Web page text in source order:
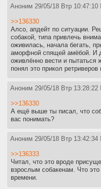
Аноним 29/05/18 Втр 10:47:10
>>136330
Алсо, апдейт по ситуации.
собакой, типа привлечь
оживилась, начала бегать,
аморфной спящей амёбой. И
оживлённо вести и пытаться
понял это прикол
Аноним 29/05/18 Втр 13:28:22
>>136330
А ещё выше ты писал, что
вас понимать?
Аноним 29/05/18 Втр 13:42:34
>>136333
Читал, что это вроде
взрослым собакенам. Что
времени.